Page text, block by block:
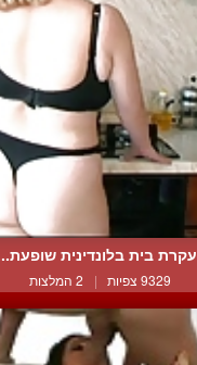
עקרת בית בלונדינית
9329 צפיות | 2 המלצות